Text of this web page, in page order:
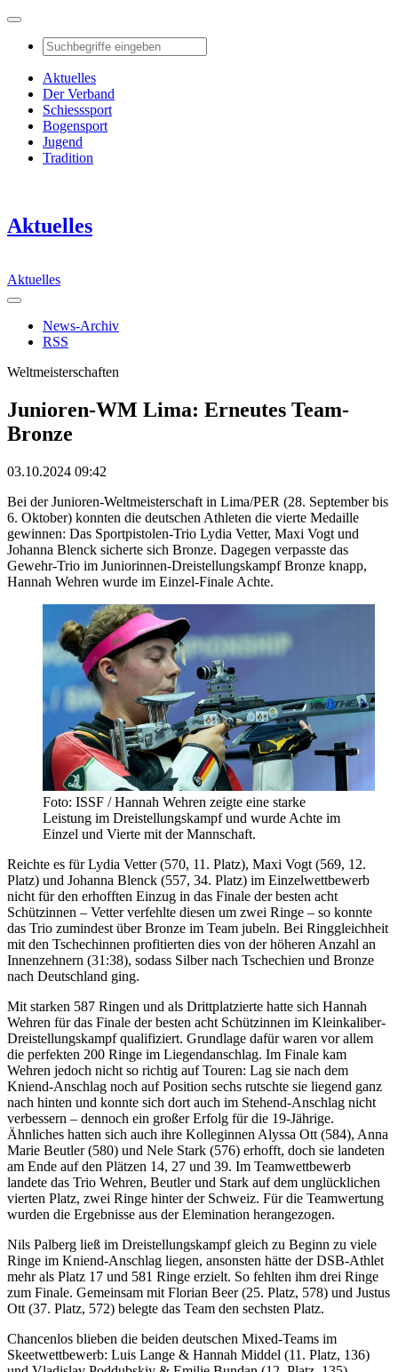
Aktuelles
Der Verband
Schiesssport
Bogensport
Jugend
Tradition
Aktuelles
Aktuelles
News-Archiv
RSS
Weltmeisterschaften
Junioren-WM Lima: Erneutes Team-
Bronze
03.10.2024 09:42
Bei der Junioren-Weltmeisterschaft in Lima/PER (28. September bis
6. Oktober) konnten die deutschen Athleten die vierte Medaille
gewinnen: Das Sportpistolen-Trio Lydia Vetter, Maxi Vogt und
Johanna Blenck sicherte sich Bronze. Dagegen verpasste das
Gewehr-Trio im Juniorinnen-Dreistellungskampf Bronze knapp,
Hannah Wehren wurde im Einzel-Finale Achte.
Foto: ISSF / Hannah Wehren zeigte eine starke
Leistung im Dreistellungskampf und wurde Achte im
Einzel und Vierte mit der Mannschaft.
Reichte es für Lydia Vetter (570, 11. Platz), Maxi Vogt (569, 12.
Platz) und Johanna Blenck (557, 34. Platz) im Einzelwettbewerb
nicht für den erhofften Einzug in das Finale der besten acht
Schützinnen – Vetter verfehlte diesen um zwei Ringe – so konnte
das Trio zumindest über Bronze im Team jubeln. Bei Ringgleichheit
mit den Tschechinnen profitierten dies von der höheren Anzahl an
Innenzehnern (31:38), sodass Silber nach Tschechien und Bronze
nach Deutschland ging.
Mit starken 587 Ringen und als Drittplatzierte hatte sich Hannah
Wehren für das Finale der besten acht Schützinnen im Kleinkaliber-
Dreistellungskampf qualifiziert. Grundlage dafür waren vor allem
die perfekten 200 Ringe im Liegendanschlag. Im Finale kam
Wehren jedoch nicht so richtig auf Touren: Lag sie nach dem
Kniend-Anschlag noch auf Position sechs rutschte sie liegend ganz
nach hinten und konnte sich dort auch im Stehend-Anschlag nicht
verbessern – dennoch ein großer Erfolg für die 19-Jährige.
Ähnliches hatten sich auch ihre Kolleginnen Alyssa Ott (584), Anna
Marie Beutler (580) und Nele Stark (576) erhofft, doch sie landeten
am Ende auf den Plätzen 14, 27 und 39. Im Teamwettbewerb
landete das Trio Wehren, Beutler und Stark auf dem unglücklichen
vierten Platz, zwei Ringe hinter der Schweiz. Für die Teamwertung
wurden die Ergebnisse aus der Elemination herangezogen.
Nils Palberg ließ im Dreistellungskampf gleich zu Beginn zu viele
Ringe im Kniend-Anschlag liegen, ansonsten hätte der DSB-Athlet
mehr als Platz 17 und 581 Ringe erzielt. So fehlten ihm drei Ringe
zum Finale. Gemeinsam mit Florian Beer (25. Platz, 578) und Justus
Ott (37. Platz, 572) belegte das Team den sechsten Platz.
Chancenlos blieben die beiden deutschen Mixed-Teams im
Skeetwettbewerb: Luis Lange & Hannah Middel (11. Platz, 136)